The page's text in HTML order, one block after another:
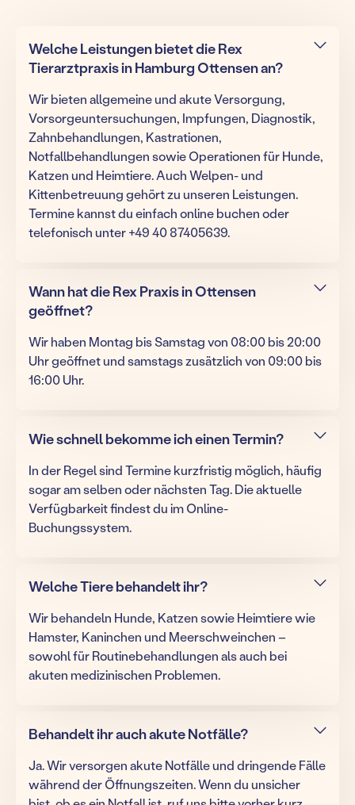
Welche Leistungen bietet die Rex
Tierarztpraxis in Hamburg Ottensen an?
Wir bieten allgemeine und akute Versorgung,
Vorsorgeuntersuchungen, Impfungen, Diagnostik,
Zahnbehandlungen, Kastrationen,
Notfallbehandlungen sowie Operationen für Hunde,
Katzen und Heimtiere. Auch Welpen- und
Kittenbetreuung gehört zu unseren Leistungen.
Termine kannst du einfach online buchen oder
telefonisch unter +49 40 87405639.
Wann hat die Rex Praxis in Ottensen
geöffnet?
Wir haben Montag bis Samstag von 08:00 bis 20:00
Uhr geöffnet und samstags zusätzlich von 09:00 bis
16:00 Uhr.
Wie schnell bekomme ich einen Termin?
In der Regel sind Termine kurzfristig möglich, häufig
sogar am selben oder nächsten Tag. Die aktuelle
Verfügbarkeit findest du im Online-
Buchungssystem.
Welche Tiere behandelt ihr?
Wir behandeln Hunde, Katzen sowie Heimtiere wie
Hamster, Kaninchen und Meerschweinchen –
sowohl für Routinebehandlungen als auch bei
akuten medizinischen Problemen.
Behandelt ihr auch akute Notfälle?
Ja. Wir versorgen akute Notfälle und dringende Fälle
während der Öffnungszeiten. Wenn du unsicher